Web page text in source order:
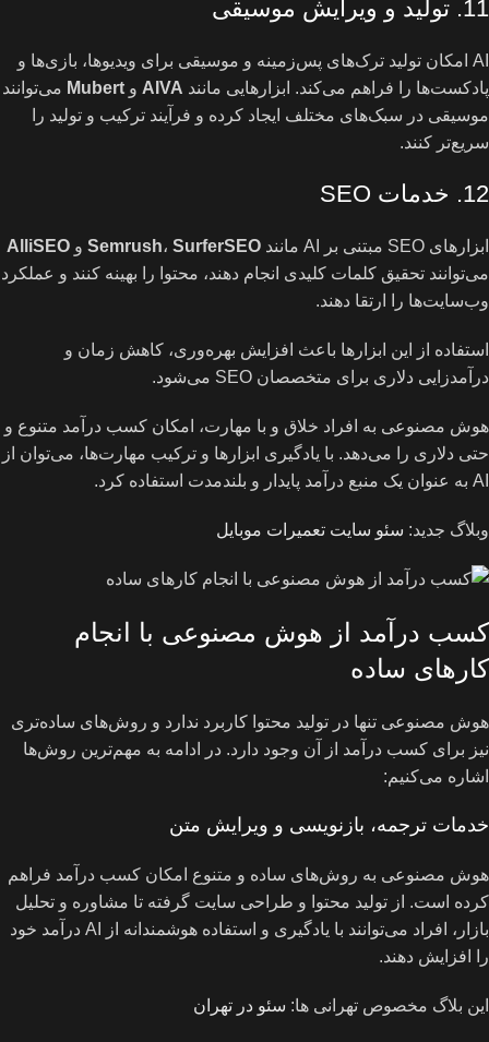
11. تولید و ویرایش موسیقی
AI امکان تولید ترک‌های پس‌زمینه و موسیقی برای ویدیوها، بازی‌ها و
پادکست‌ها را فراهم می‌کند. ابزارهایی مانند AIVA و Mubert می‌توانند
موسیقی در سبک‌های مختلف ایجاد کرده و فرآیند ترکیب و تولید را
سریع‌تر کنند.
12. خدمات SEO
ابزارهای SEO مبتنی بر AI مانند Semrush، SurferSEO و AlliSEO
می‌توانند تحقیق کلمات کلیدی انجام دهند، محتوا را بهینه کنند و عملکرد
وب‌سایت‌ها را ارتقا دهند.
استفاده از این ابزارها باعث افزایش بهره‌وری، کاهش زمان و
درآمدزایی دلاری برای متخصصان SEO می‌شود.
هوش مصنوعی به افراد خلاق و با مهارت، امکان کسب درآمد متنوع و
حتی دلاری را می‌دهد. با یادگیری ابزارها و ترکیب مهارت‌ها، می‌توان از
AI به عنوان یک منبع درآمد پایدار و بلندمدت استفاده کرد.
وبلاگ جدید: سئو سایت تعمیرات موبایل
کسب درآمد از هوش مصنوعی با انجام
کارهای ساده
هوش مصنوعی تنها در تولید محتوا کاربرد ندارد و روش‌های ساده‌تری
نیز برای کسب درآمد از آن وجود دارد. در ادامه به مهم‌ترین روش‌ها
اشاره می‌کنیم:
خدمات ترجمه، بازنویسی و ویرایش متن
هوش مصنوعی به روش‌های ساده و متنوع امکان کسب درآمد فراهم
کرده است. از تولید محتوا و طراحی سایت گرفته تا مشاوره و تحلیل
بازار، افراد می‌توانند با یادگیری و استفاده هوشمندانه از AI درآمد خود
را افزایش دهند.
این بلاگ مخصوص تهرانی ها: سئو در تهران